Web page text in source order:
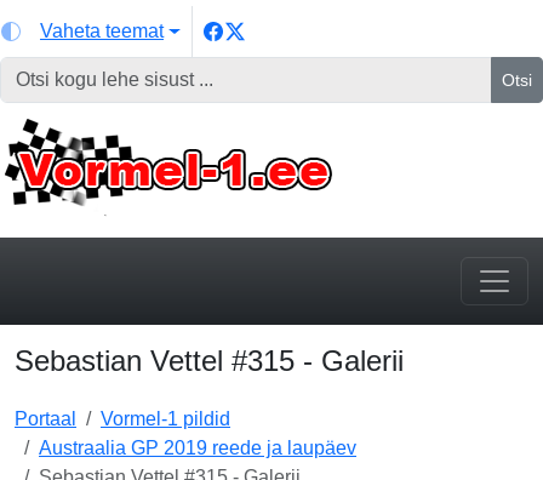
Vaheta teemat
Otsi
Sebastian Vettel #315 - Galerii
Portaal
Vormel-1 pildid
Austraalia GP 2019 reede ja laupäev